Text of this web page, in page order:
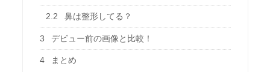
2.2 鼻は整形してる？
3 デビュー前の画像と比較！
4 まとめ